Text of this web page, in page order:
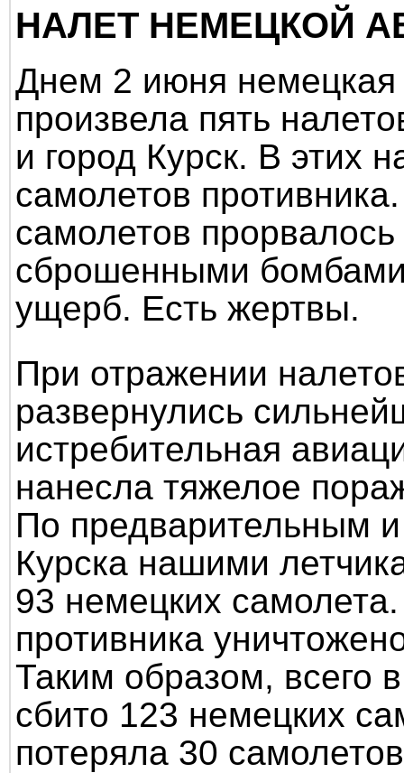
НАЛЕТ НЕМЕЦКОЙ
Днем 2 июня
произвела пять
и город Курск. В этих
самолетов
самолетов
сброшенными
ущерб. Есть жертвы.
При отражении
развернулись
истребительная
нанесла тяжелое
По предварительным
Курска нашими
93 немецких
противника
Таким образом, всего
сбито 123 немецких
потеряла 30